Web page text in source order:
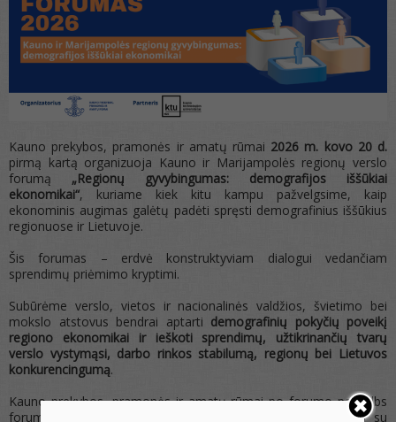
Kauno prekybos, pramonės ir amatų rūmai 2026 m. kovo 20 d.
pirmą kartą organizuoja Kauno ir Marijampolės regionų verslo
forumą „Regionų gyvybingumas: demografijos iššūkiai
ekonomikai“, kuriame kiek kitu kampu pažvelgsime, kaip
ekonominis augimas galėtų padėti spręsti demografinius iššūkius
regionuose ir Lietuvoje.
Šis forumas – erdvė konstruktyviam dialogui vedančiam
sprendimų priėmimo kryptimi.
Subūrėme verslo, vietos ir nacionalinės valdžios, švietimo bei
mokslo atstovus bendrai aptarti demografinių pokyčių poveikį
regiono ekonomikai ir ieškoti sprendimų, užtikrinančių tvarų
verslo vystymąsi, darbo rinkos stabilumą, regionų bei Lietuvos
konkurencingumą.
Kauno prekybos, pramonės ir amatų rūmai po forumo paskelbs
forumo deklaraciją dėl darbo rinkos stabilumo užtikrinimo su